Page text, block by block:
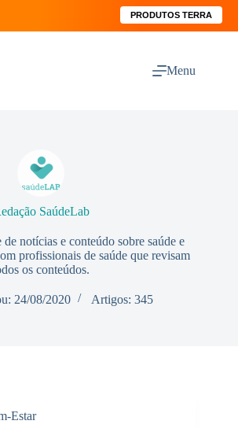
PRODUTOS TERRA
Menu
SaúdeLab
notícias e conteúdo sobre saúde e
profissionais de saúde que revisam
os conteúdos.
24/08/2020 Artigos: 345
Estar